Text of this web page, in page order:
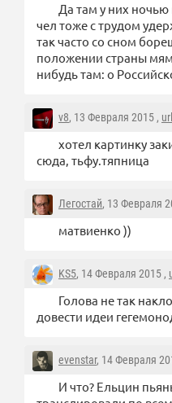
Да там у них ночью
чел тоже с трудом
так часто со сном
положении страны
нибудь там: о
v8, 13 Февраля 2015 , url
хотел картинку
сюда, тьфу.тяпница
Легостай, 13 Февраля
матвиенко ))
KS5, 14 Февраля 2015 ,
Голова не так
довести идеи
evenstar, 14 Февраля
И что? Ельцин